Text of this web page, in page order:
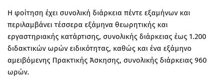
Η φοίτηση έχει συνολική διάρκεια πέντε εξαμήνων και
περιλαμβάνει τέσσερα εξάμηνα θεωρητικής και
εργαστηριακής κατάρτισης, συνολικής διάρκειας έως 1.200
διδακτικών ωρών ειδικότητας, καθώς και ένα εξάμηνο
αμειβόμενης Πρακτικής Άσκησης, συνολικής διάρκειας 960
ωρών.